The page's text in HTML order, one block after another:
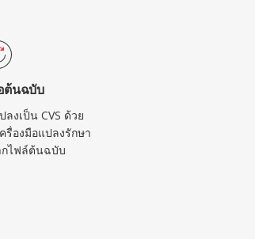
ต้นฉบับ
ลงเป็น CVS ด้วย
รื่องมือแปลงรักษา
กไฟล์ต้นฉบับ